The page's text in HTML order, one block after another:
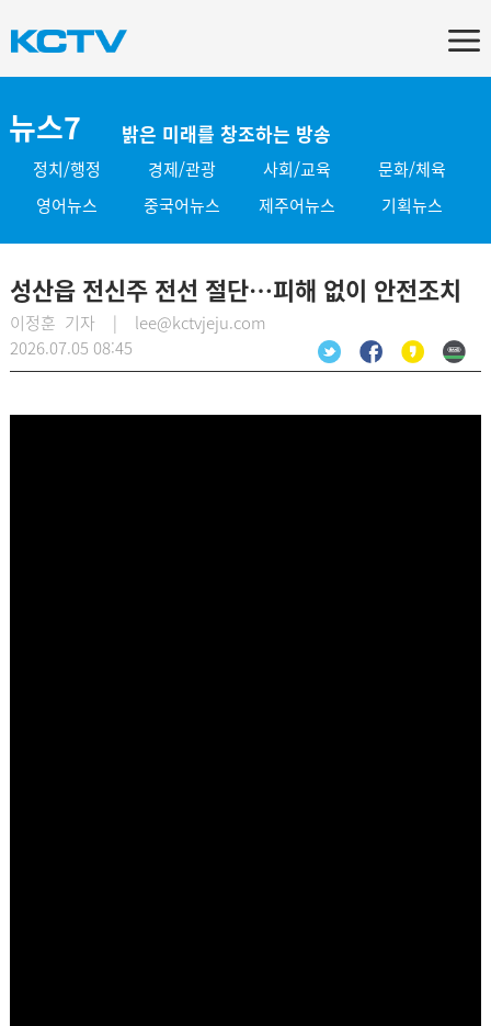
뉴스7 밝은 미래를 창조하는 방송
정치/행정 경제/관광 사회/교육
문화/체육
영어뉴스
중국어뉴스 제주어뉴스 기획뉴스
성산읍 전신주 전선 절단…피해 없이 안전조치
이정훈 기자 | lee@kctvjeju.com
2026.07.05 08:45